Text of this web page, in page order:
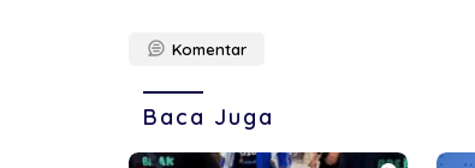
Komentar
Baca Juga